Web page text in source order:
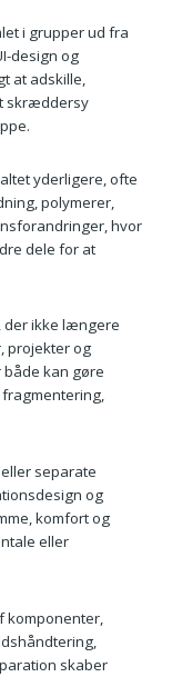
i grupper ud fra
design og
at adskille,
skræddersy
yderligere, ofte
polymerer,
hvor
dele for at
der ikke længere
projekter og
kan gøre
separate
og
komfort og
eller
komponenter,
skaber